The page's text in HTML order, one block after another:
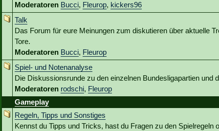
Moderatoren Bucci, Fleurop, kickers96
Talk
Das Forum für eure Meinungen zum diskutieren über aktuelle
Tore.
Moderatoren Bucci, Fleurop
Spiel- und Notenanalyse
Die Diskussionsrunde zu den einzelnen Bundesligapartien und
Moderatoren rodschi, Fleurop
Gameplay
Regeln, Tipps und Sonstiges
Kennst du Tipps und Tricks, hast du Fragen zu den Spielregeln